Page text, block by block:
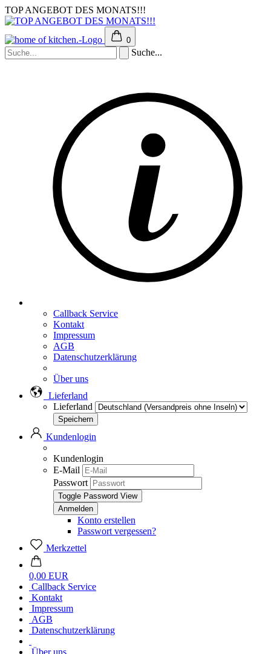
TOP ANGEBOT DES MONATS!!!
0
Suche...
Callback Service
Kontakt
Impressum
AGB
Datenschutzerklärung
Über uns
Lieferland
Lieferland
Kundenlogin
Kundenlogin
E-Mail
Passwort
Toggle Password View
Konto erstellen
Passwort vergessen?
Merkzettel
0,00 EUR
Callback Service
Kontakt
Impressum
AGB
Datenschutzerklärung
Über uns